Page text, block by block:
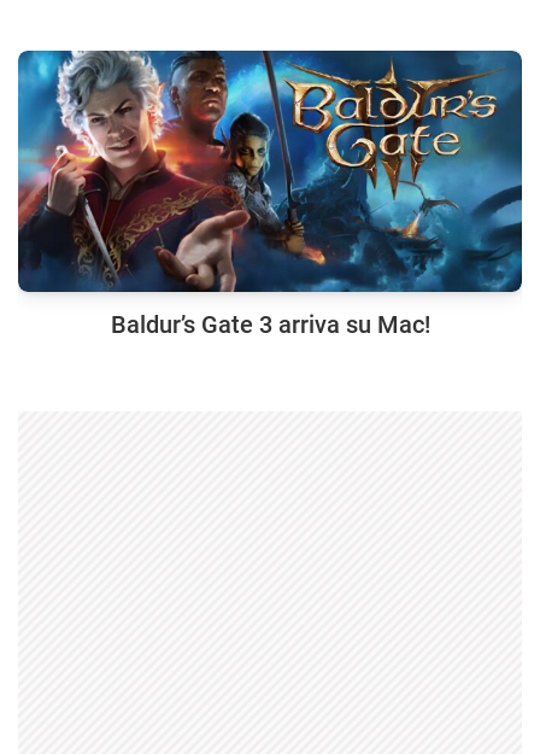
Baldur’s Gate 3 arriva su Mac!